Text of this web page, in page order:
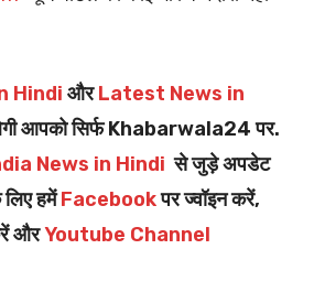
Hindi औरLatest News in
आपको सिर्फ Khabarwala24 पर.
News in Hindi से जुड़े अपडेट
लिए हमेंFacebookपर ज्वॉइन करें,
औरYoutube Channel